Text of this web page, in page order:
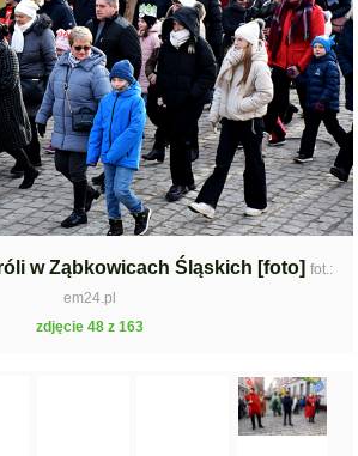
w Ząbkowicach Śląskich [foto] fot.:
em24.pl
zdjęcie 48 z 163